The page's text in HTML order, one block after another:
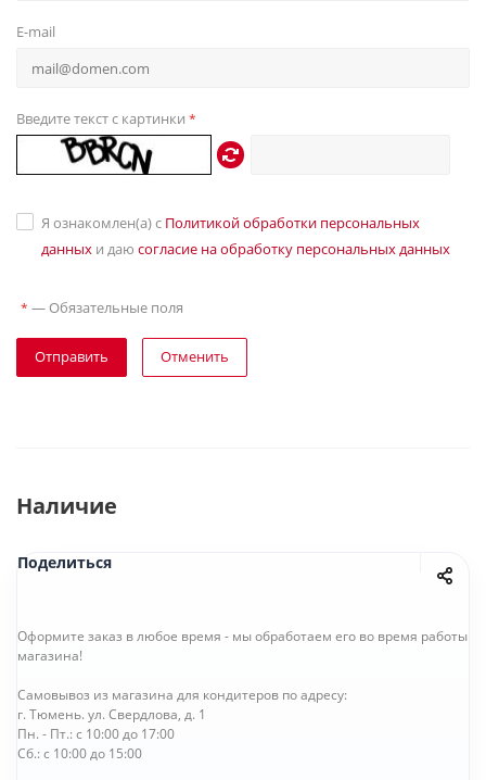
E-mail
Введите текст с картинки *
Я ознакомлен(а) с Политикой обработки персональных
данных и даю согласие на обработку персональных данных
* — Обязательные поля
Отправить Отменить
Наличие
Поделиться
Оформите заказ в любое время - мы обработаем его во время работы
магазина!
Самовывоз из магазина для кондитеров по адресу:
г. Тюмень. ул. Свердлова, д. 1
Пн. - Пт.: с 10:00 до 17:00
Сб.: с 10:00 до 15:00